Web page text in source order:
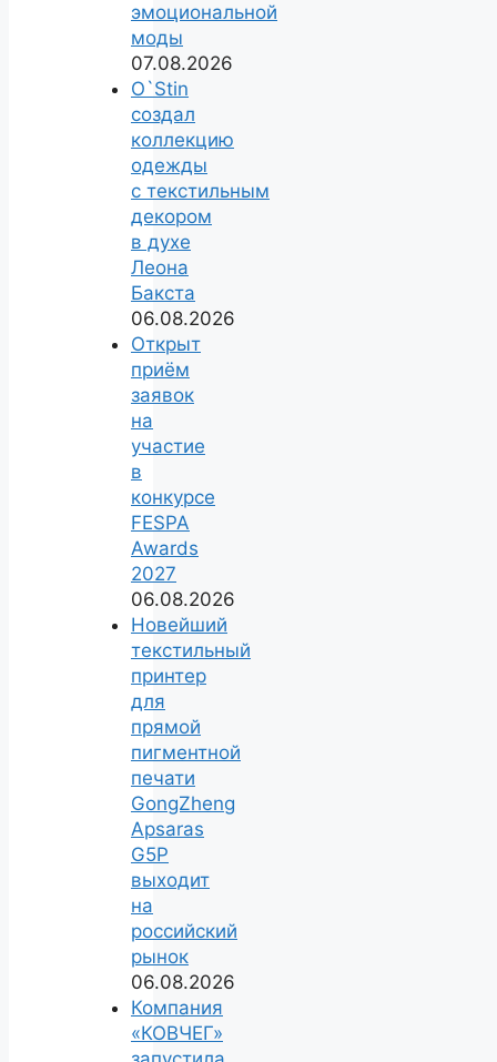
эмоциональной
моды
07.08.2026
O`Stin
создал
коллекцию
одежды
с текстильным
декором
в духе
Леона
Бакста
06.08.2026
Открыт
приём
заявок
на
участие
в
конкурсе
FESPA
Awards
2027
06.08.2026
Новейший
текстильный
принтер
для
прямой
пигментной
печати
GongZheng
Apsaras
G5P
выходит
на
российский
рынок
06.08.2026
Компания
«КОВЧЕГ»